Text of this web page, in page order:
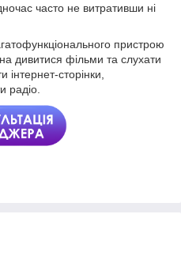
часто не витративши ні
пристрою
дивитися фільми та слухати
інтернет-сторінки,
радіо.